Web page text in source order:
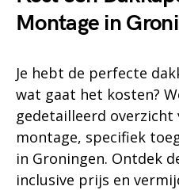
Montage in
Je hebt de perfecte
wat gaat het kosten?
gedetailleerd
montage, specifiek
in Groningen. Ontdek
inclusive prijs en